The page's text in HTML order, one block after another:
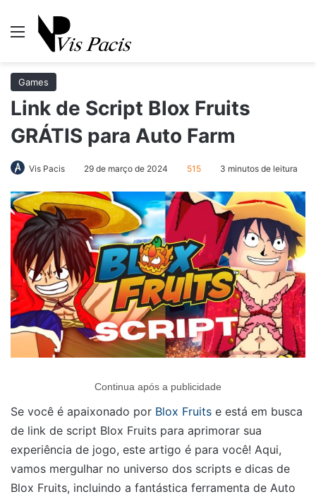
Menu
Games
Link de Script Blox Fruits
GRÁTIS para Auto Farm
Vis Pacis 29 de março de 2024 515 3 minutos de leitura
Continua após a publicidade
Se você é apaixonado por Blox Fruits e está em busca
de link de script Blox Fruits para aprimorar sua
experiência de jogo, este artigo é para você! Aqui,
vamos mergulhar no universo dos scripts e dicas de
Blox Fruits, incluindo a fantástica ferramenta de Auto